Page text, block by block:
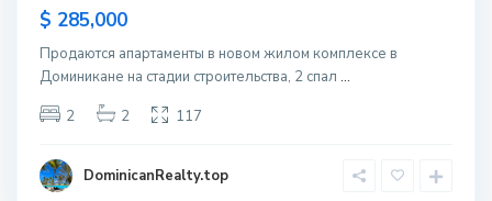
$ 285,000
Продаются апартаменты в новом жилом комплексе в
Доминикане на стадии строительства, 2 спал ...
2
2 117
DominicanRealty.top